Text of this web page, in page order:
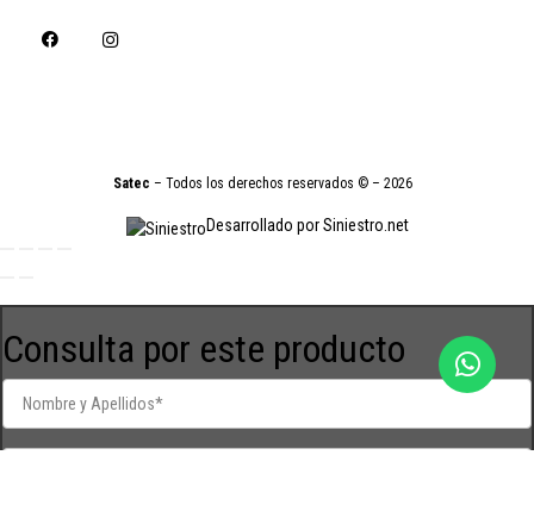
Satec – Todos los derechos reservados © – 2026
Desarrollado por Siniestro.net
Consulta por este producto